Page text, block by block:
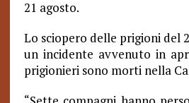
21 agosto.
Lo sciopero delle prigioni del
un incidente avvenuto in
prigionieri sono morti nella